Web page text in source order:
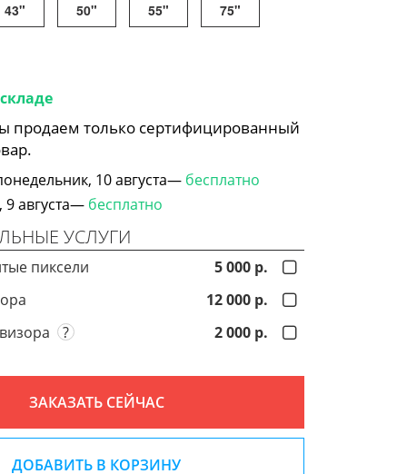
43" 50" 55" 75"
продаем только сертифицированный
10 августа— бесплатно
августа— бесплатно
УСЛУГИ
пиксели
5 000 р.
12 000 р.
? 2 000 р.
ЗАКАЗАТЬ СЕЙЧАС
ДОБАВИТЬ В КОРЗИНУ